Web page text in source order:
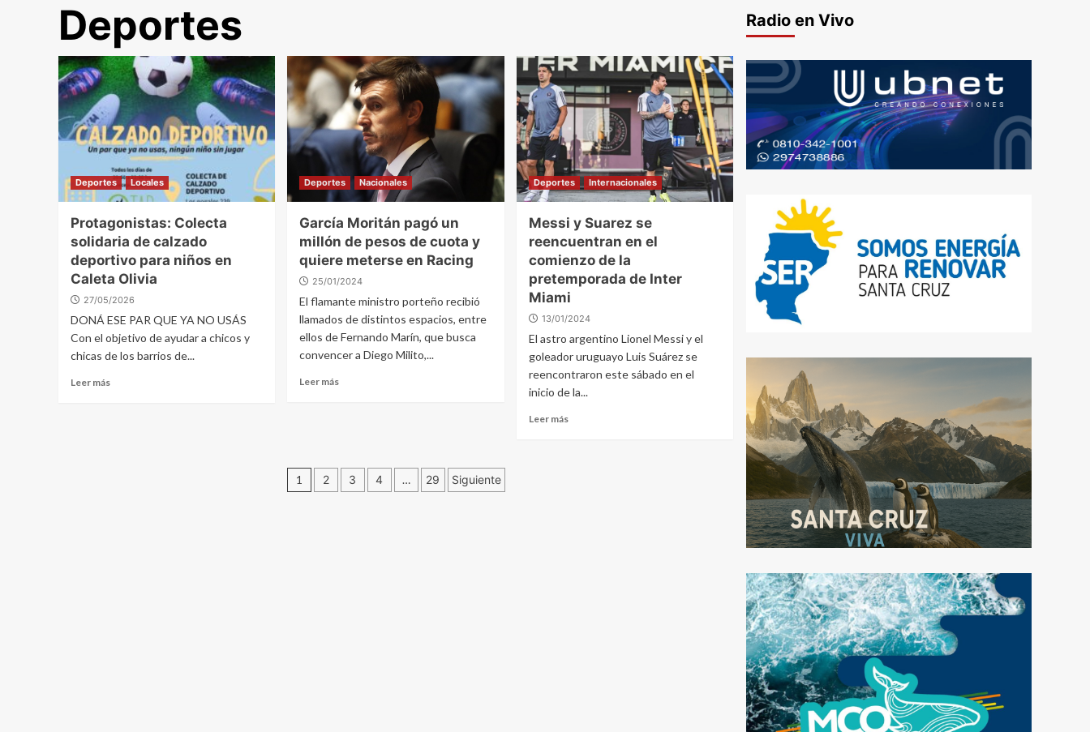
Deportes
Deportes Locales
Protagonistas: Colecta
solidaria de calzado
deportivo para niños en
Caleta Olivia
27/05/2026
DONÁ ESE PAR QUE YA NO USÁS
Con el objetivo de ayudar a chicos y
chicas de los barrios de...
Leer más
Deportes Nacionales
García Moritán pagó un
millón de pesos de cuota y
quiere meterse en Racing
25/01/2024
El flamante ministro porteño recibió
llamados de distintos espacios, entre
ellos de Fernando Marín, que busca
convencer a Diego Milito,...
Leer más
Deportes Internacionales
Messi y Suarez se
reencuentran en el
comienzo de la
pretemporada de Inter
Miami
13/01/2024
El astro argentino Lionel Messi y el
goleador uruguayo Luis Suárez se
reencontraron este sábado en el
inicio de la...
Leer más
Paginación
1 2 3 4 … 29 Siguiente
Radio en Vivo